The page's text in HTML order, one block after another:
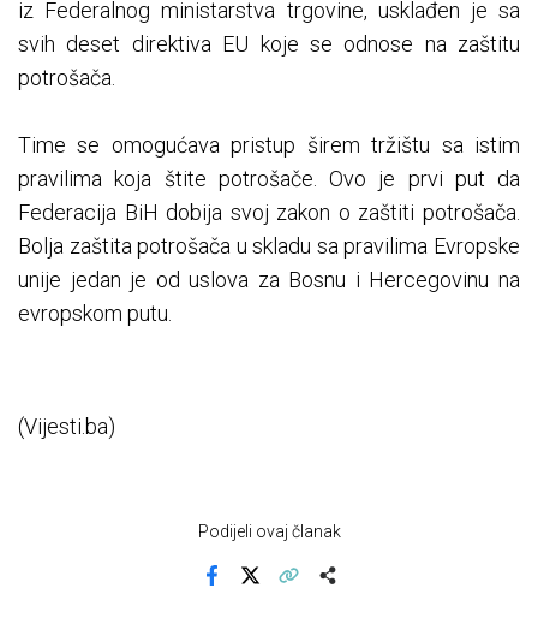
iz Federalnog ministarstva trgovine, usklađen je sa
svih deset direktiva EU koje se odnose na zaštitu
potrošača.
​Time se omogućava pristup širem tržištu sa istim
pravilima koja štite potrošače. Ovo je prvi put da
Federacija BiH dobija svoj zakon o zaštiti potrošača.
Bolja zaštita potrošača u skladu sa pravilima Evropske
unije jedan je od uslova za Bosnu i Hercegovinu na
evropskom putu.
(Vijesti.ba)
Podijeli ovaj članak
Facebook